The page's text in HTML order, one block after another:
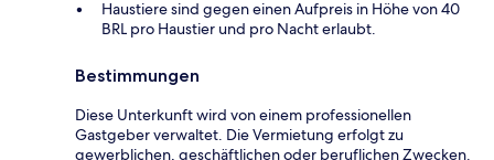
Haustiere sind gegen einen Aufpreis in Höhe von 40
BRL pro Haustier und pro Nacht erlaubt.
Bestimmungen
Diese Unterkunft wird von einem professionellen
Gastgeber verwaltet. Die Vermietung erfolgt zu
gewerblichen, geschäftlichen oder beruflichen Zwecken.